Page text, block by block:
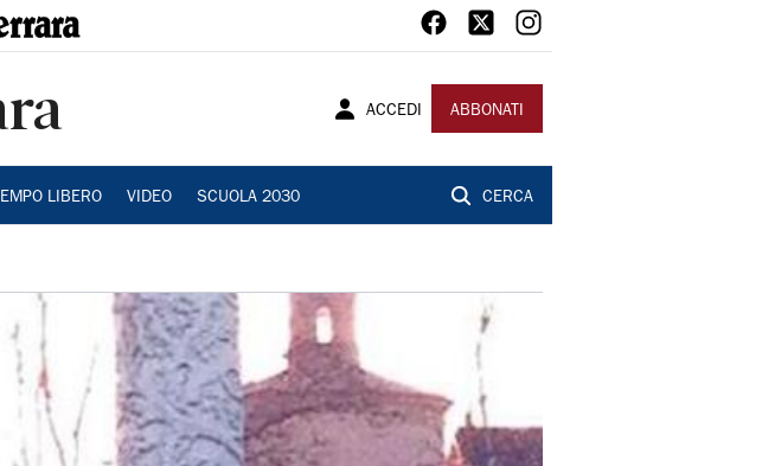
ACCEDI ABBONATI
LIBERO VIDEO SCUOLA 2030 CERCA